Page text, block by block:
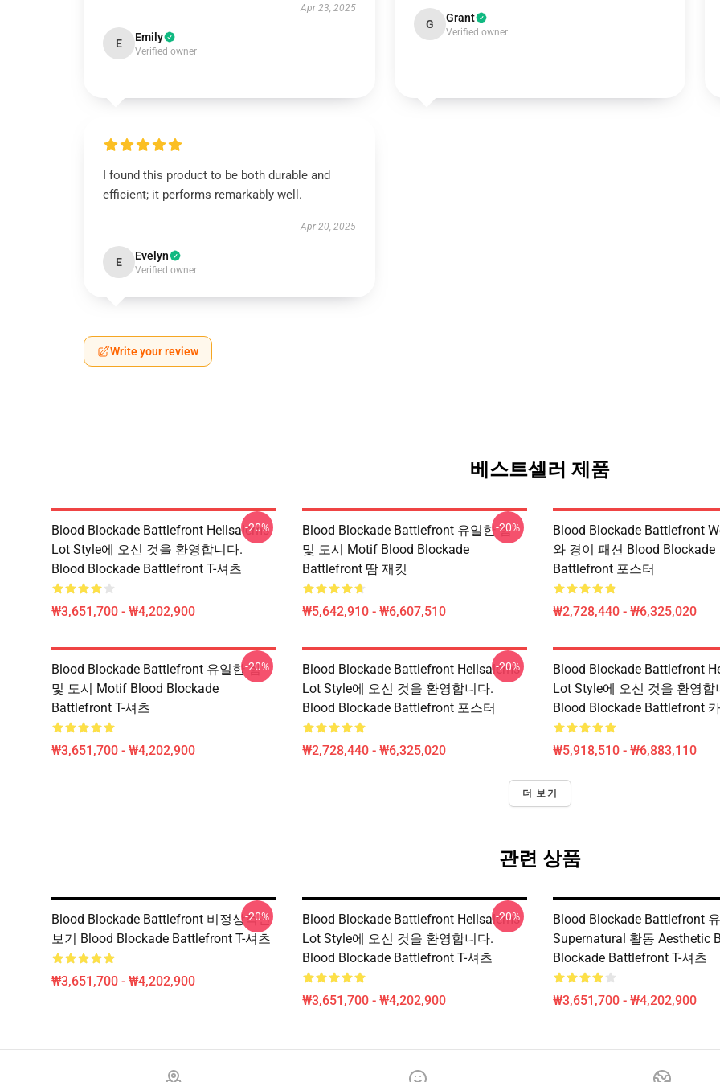
Apr 23, 2025
E Emily
Verified owner
G Grant
Verified owner
I found this product to be both durable and
efficient; it performs remarkably well.
Apr 20, 2025
E Evelyn
Verified owner
Write your review
베스트셀러 제품
Blood Blockade Battlefront Hellsalems
Lot Style에 오신 것을 환영합니다.
Blood Blockade Battlefront T-셔츠
₩3,651,700 - ₩4,202,900
-20%
Blood Blockade Battlefront 유일한 힘
및 도시 Motif Blood Blockade
Battlefront 땀 재킷
₩5,642,910 - ₩6,607,510
-20%
Blood Blockade Battlefront
와 경이 패션 Blood Blockade
Battlefront 포스터
₩2,728,440 - ₩6,325,020
Blood Blockade Battlefront 유일한 힘
및 도시 Motif Blood Blockade
Battlefront T-셔츠
₩3,651,700 - ₩4,202,900
-20%
Blood Blockade Battlefront Hellsalems
Lot Style에 오신 것을 환영합니다.
Blood Blockade Battlefront 포스터
₩2,728,440 - ₩6,325,020
-20%
Blood Blockade Battlefront
Lot Style에 오신 것을 환영합
Blood Blockade Battlefront
₩5,918,510 - ₩6,883,110
더 보기
관련 상품
Blood Blockade Battlefront 비정상적인
보기 Blood Blockade Battlefront T-셔츠
₩3,651,700 - ₩4,202,900
-20%
Blood Blockade Battlefront Hellsalems
Lot Style에 오신 것을 환영합니다.
Blood Blockade Battlefront T-셔츠
₩3,651,700 - ₩4,202,900
-20%
Blood Blockade Battlefront
Supernatural 활동 Aesthetic
Blockade Battlefront T-셔츠
₩3,651,700 - ₩4,202,900